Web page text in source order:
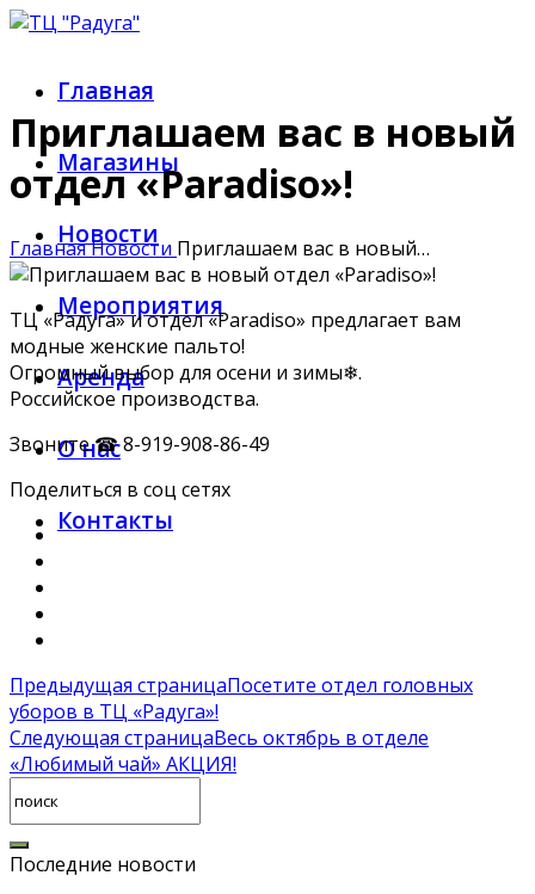
Главная
Магазины
Новости
Мероприятия
Аренда
О нас
Контакты
Приглашаем вас в новый
отдел «Paradiso»!
ГлавнаяНовости Приглашаем вас в новый…
ТЦ «Радуга» и отдел «Paradisо» предлагает вам
модные женские пальто!
Огромный выбор для осени и зимы❄.
Российское производства.
Звоните ☎ 8-919-908-86-49
Поделиться в соц сетях
Предыдущая страницаПосетите отдел головных
уборов в ТЦ «Радуга»!
Следующая страницаВесь октябрь в отделе
«Любимый чай» АКЦИЯ!
Последние новости